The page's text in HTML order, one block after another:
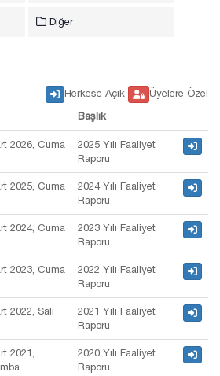
Diğer
Herkese Açık
Üyelere Özel
Başlık
2026, Cuma
2025 Yılı Faaliyet
Raporu
2025, Cuma
2024 Yılı Faaliyet
Raporu
2024, Cuma
2023 Yılı Faaliyet
Raporu
2023, Cuma
2022 Yılı Faaliyet
Raporu
2022, Salı
2021 Yılı Faaliyet
Raporu
2021,
2020 Yılı Faaliyet
Raporu